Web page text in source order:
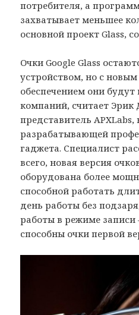
потребителя, а
захватывает меньшее
основной проект Glass,
Очки Google Glass
устройством, но с
обеспечением они
компаний, считает Эрик
представитель
разрабатывающей
гаджета. Специалист
всего, новая версия
оборудована более
способной работать
день работы без
работы в режиме записи
способны очки первой